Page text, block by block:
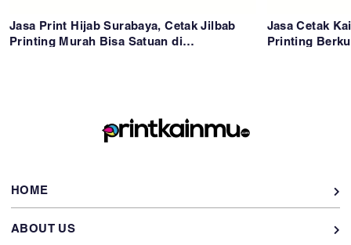
Jasa Print Hijab Surabaya, Cetak Jilbab
Printing Murah Bisa Satuan di
Jasa Cetak
Printing
HOME
ABOUT US